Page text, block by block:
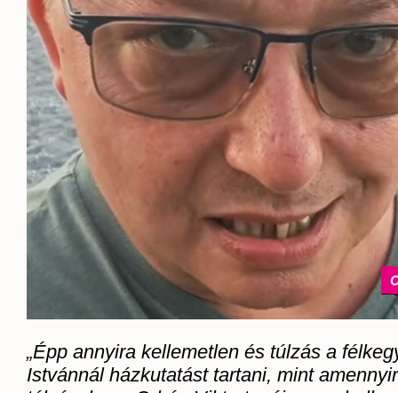
„Épp annyira kellemetlen és túlzás a
Istvánnál házkutatást tartani, mint